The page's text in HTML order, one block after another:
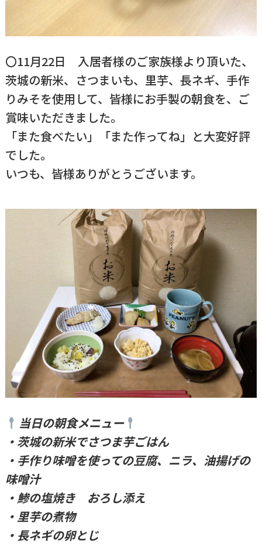
〇11月22日 入居者様のご家族様より頂いた、
茨城の新米、さつまいも、里芋、長ネギ、手作
りみそを使用して、皆様にお手製の朝食を、ご
賞味いただきました。
「また食べたい」「また作ってね」と大変好評
でした。
いつも、皆様ありがとうございます。
当日の朝食メニュー
・茨城の新米でさつま芋ごはん
・手作り味噌を使っての豆腐、ニラ、油揚げの
味噌汁
・鯵の塩焼き おろし添え
・里芋の煮物
・長ネギの卵とじ